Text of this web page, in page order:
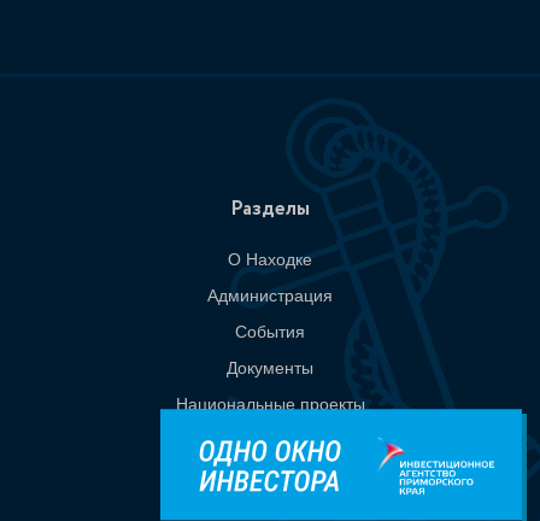
Разделы
О Находке
Администрация
События
Документы
Национальные проекты
Приемная
Контакты